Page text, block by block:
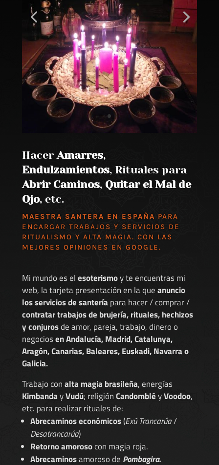
Hacer Amarres,
Endulzamientos, Rituales para
Abrir Caminos, Quitar el Mal de
Ojo, etc.
MAESTRA SANTERA EN ESPAÑA PARA
ENCARGAR TRABAJOS Y SERVICIOS DE
RITUALISMO Y ALTA MAGIA. CON LAS
MEJORES OPINIONES EN GOOGLE.
Mi mundo es elesoterismoy te encuentras mi
web, la tarjeta presentación en la queanuncio
los servicios de santería para hacer / comprar /
contratar trabajos de brujería, rituales, hechizos
y conjurosde amor, pareja, trabajo, dinero o
negociosen Andalucía, Madrid, Catalunya,
Aragón, Canarias, Baleares, Euskadi, Navarra o
Galicia.
Trabajo conalta magia brasileña, energías
KimbandayVudú; religiónCandombléyVoodoo,
etc. para realizar rituales de:
Abrecaminos económicos(Exú Trancarúa/
Desatrancarúa)
Retorno amorosocon magia roja.
Abrecaminosamoroso de Pombagira.